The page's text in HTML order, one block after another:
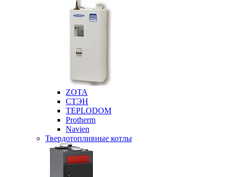
ZOTA
СТЭН
TEPLODOM
Protherm
Navien
Твердотопливные котлы